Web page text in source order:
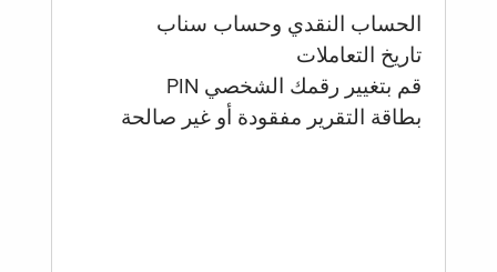
الحساب النقدي وحساب سناب
تاريخ التعاملات
قم بتغيير رقمك الشخصي PIN
بطاقة التقرير مفقودة أو غير صالحة